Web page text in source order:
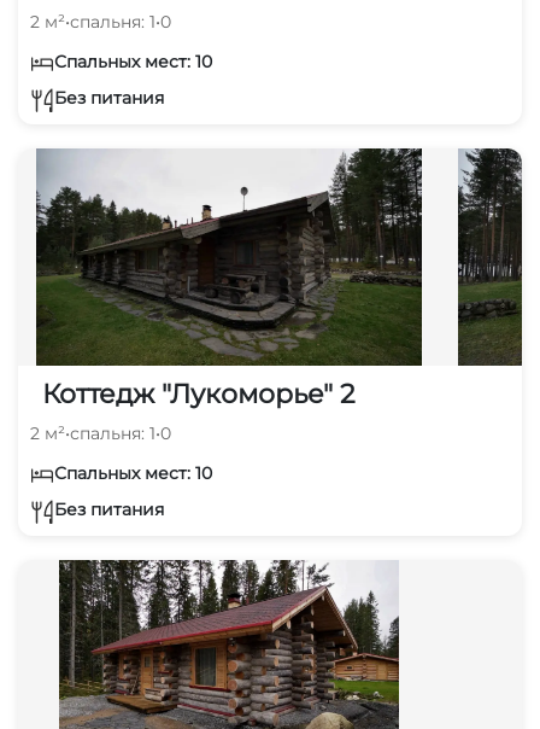
2 м²•спальня: 1•0
Спальных мест: 10
Без питания
Коттедж "Лукоморье" 2
2 м²•спальня: 1•0
Спальных мест: 10
Без питания